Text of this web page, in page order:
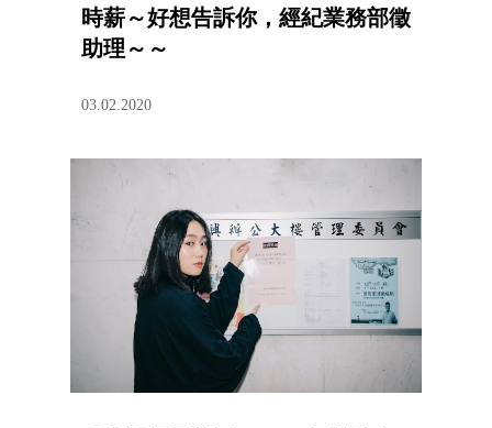
時薪～好想告訴你，經紀業務部徵
助理～～
03.02.2020